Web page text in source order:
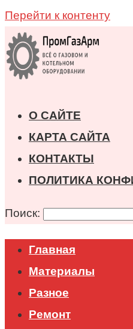
Перейти к контенту
О САЙТЕ
КАРТА САЙТА
КОНТАКТЫ
ПОЛИТИКА
Поиск:
Главная
Материалы
Разное
Ремонт